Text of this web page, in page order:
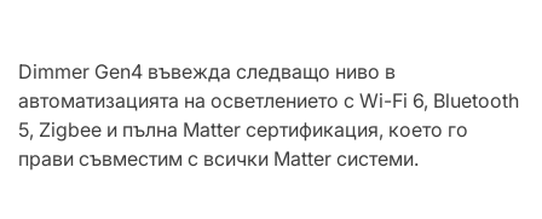
Dimmer Gen4 въвежда следващо ниво в
автоматизацията на осветлението с Wi-Fi 6, Bluetooth
5, Zigbee и пълна Matter сертификация, което го
прави съвместим с всички Matter системи.